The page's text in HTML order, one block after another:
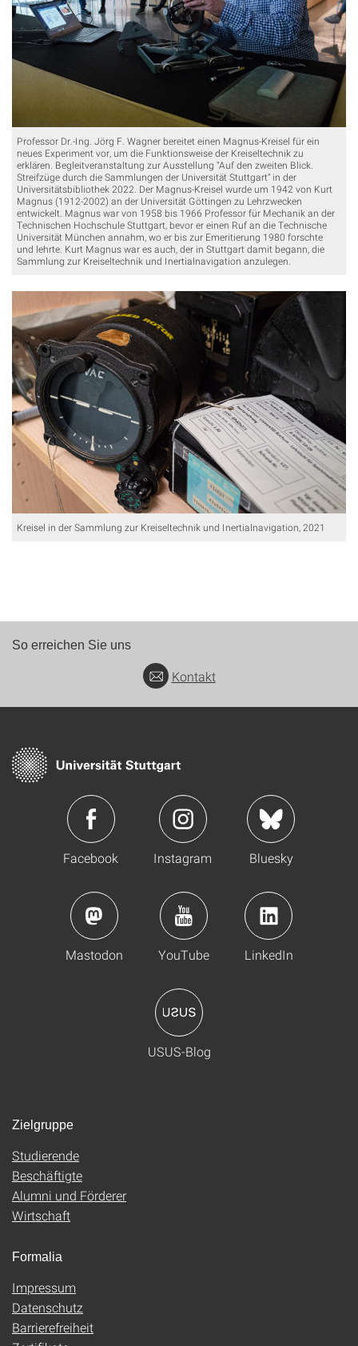
Professor Dr.-Ing. Jörg F. Wagner bereitet einen Magnus-Kreisel für ein
neues Experiment vor, um die Funktionsweise der Kreiseltechnik zu
erklären. Begleitveranstaltung zur Ausstellung "Auf den zweiten Blick.
Streifzüge durch die Sammlungen der Universität Stuttgart" in der
Universitätsbibliothek 2022. Der Magnus-Kreisel wurde um 1942 von Kurt
Magnus (1912-2002) an der Universität Göttingen zu Lehrzwecken
entwickelt. Magnus war von 1958 bis 1966 Professor für Mechanik an der
Technischen Hochschule Stuttgart, bevor er einen Ruf an die Technische
Universität München annahm, wo er bis zur Emeritierung 1980 forschte
und lehrte. Kurt Magnus war es auch, der in Stuttgart damit begann, die
Sammlung zur Kreiseltechnik und Inertialnavigation anzulegen.
Kreisel in der Sammlung zur Kreiseltechnik und Inertialnavigation, 2021
So erreichen Sie uns
Kontakt
Facebook Instagram Bluesky
Mastodon YouTube LinkedIn
USUS-Blog
Zielgruppe
Studierende
Beschäftigte
Alumni und Förderer
Wirtschaft
Formalia
Impressum
Datenschutz
Barrierefreiheit